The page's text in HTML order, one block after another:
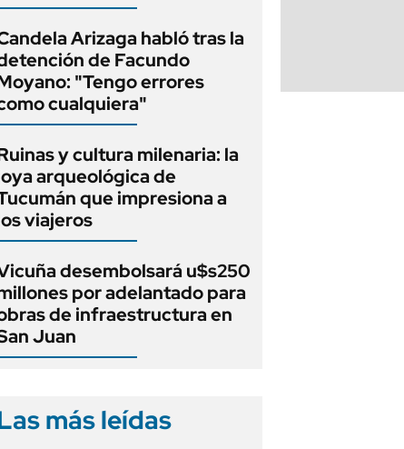
Arizaga habló tras la
de Facundo
"Tengo errores
cualquiera"
y cultura milenaria: la
arqueológica de
que impresiona a
viajeros
desembolsará u$s250
por adelantado para
de infraestructura en
Juan
más leídas